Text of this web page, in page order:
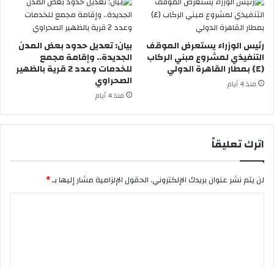
رئيس الوزراء يستعرض الموقف
التنفيذي لمشروع مبني الركاب
(٤) بمطار القاهرة الدولي
منذ 4 أيام
بيان: تعديل حدود بعض المدن
الجديدة.. وإقامة مجمع
للخدمات وعدد 2 قرية بالظهير
الصحراوي
منذ 4 أيام
اترك تعليقاً
لن يتم نشر عنوان بريدك الإلكتروني.الحقول الإلزامية مشار إليها بـ*